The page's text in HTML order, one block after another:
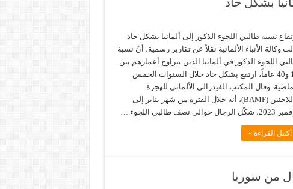
نسبة طالبي اللجوء الذكور إلى ألمانيا بشكل حاد
وكالة الأنباء الألمانية نقلاً عن تقارير رسمية، أنّ نسبة
اللجوء الذكور في ألمانيا الذين تتراوح أعمارهم بين
16 و40 عاماً، ارتفع بشكل حاد خلال السنوات الخمس
وقال المكتب الفيدرالي الألماني للهجرة
واللاجئين (BAMF)، أنه خلال الفترة من شهر يناير إلى
حوالي نصف طالبي اللجوء …
أكمل القراءة »
من سوريا